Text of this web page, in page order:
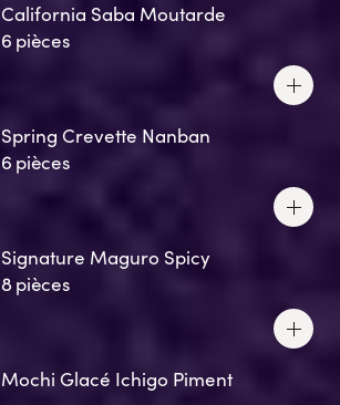
California Saba Moutarde
6 pièces
Spring Crevette Nanban
6 pièces
Signature Maguro Spicy
8 pièces
Mochi Glacé Ichigo Piment